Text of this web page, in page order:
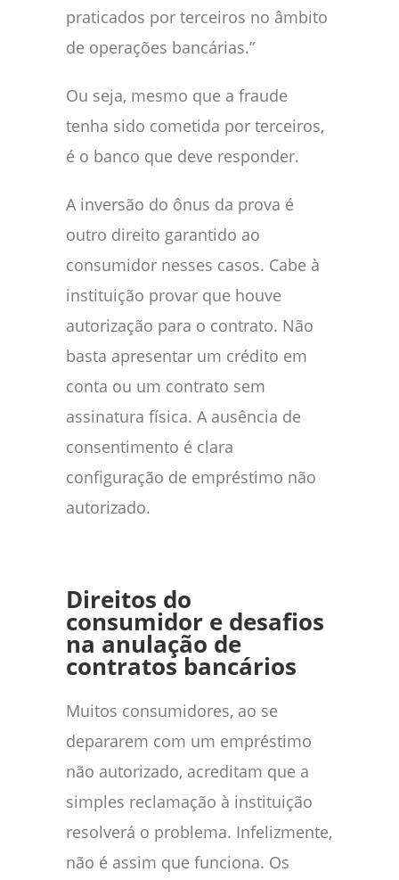
praticados por terceiros no âmbito
de operações bancárias.”
Ou seja, mesmo que a fraude
tenha sido cometida por terceiros,
é o banco que deve responder.
A inversão do ônus da prova é
outro direito garantido ao
consumidor nesses casos. Cabe à
instituição provar que houve
autorização para o contrato. Não
basta apresentar um crédito em
conta ou um contrato sem
assinatura física. A ausência de
consentimento é clara
configuração de empréstimo não
autorizado.
Direitos do
consumidor e desafios
na anulação de
contratos bancários
Muitos consumidores, ao se
depararem com um empréstimo
não autorizado, acreditam que a
simples reclamação à instituição
resolverá o problema. Infelizmente,
não é assim que funciona. Os